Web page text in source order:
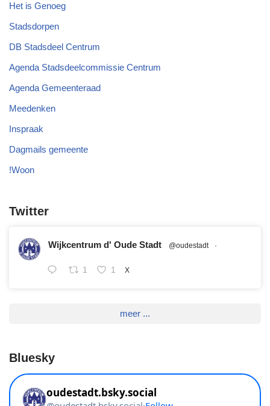
Het is Genoeg
Stadsdorpen
DB Stadsdeel Centrum
Agenda Stadsdeelcommissie Centrum
Agenda Gemeenteraad
Meedenken
Inspraak
Dagmails gemeente
!Woon
Twitter
Wijkcentrum d' Oude Stadt @oudestadt ·
1 1 X
meer ...
Bluesky